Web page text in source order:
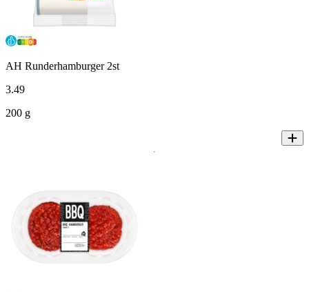
AH Runderhamburger 2st
3.49
200 g